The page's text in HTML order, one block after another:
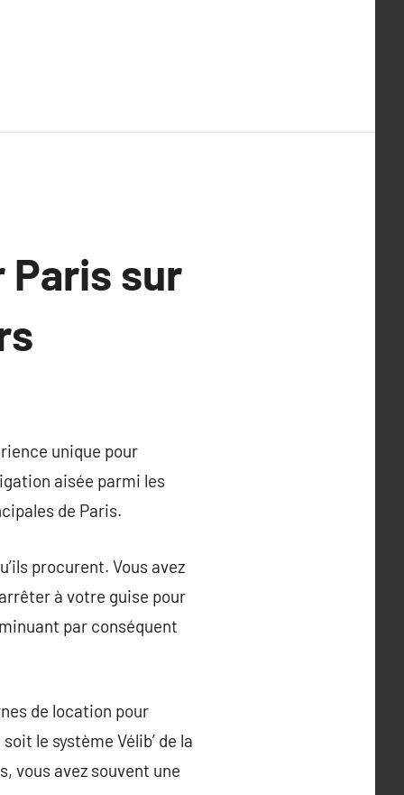
sur
unique pour
aisée parmi les
de Paris.
procurent. Vous avez
à votre guise pour
par conséquent
de location pour
le système Vélib’ de la
vous avez souvent une